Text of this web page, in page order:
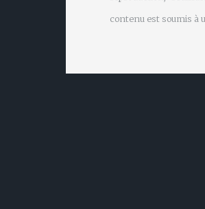
contenu est soumis à